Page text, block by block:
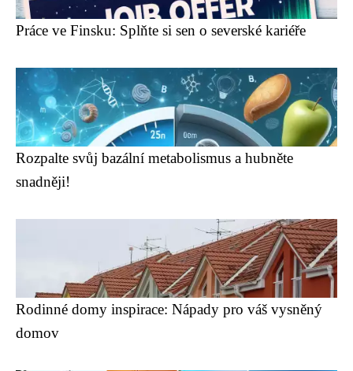
Práce ve Finsku: Splňte si sen o severské kariéře
Rozpalte svůj bazální metabolismus a hubněte
snadněji!
Rodinné domy inspirace: Nápady pro váš vysněný
domov